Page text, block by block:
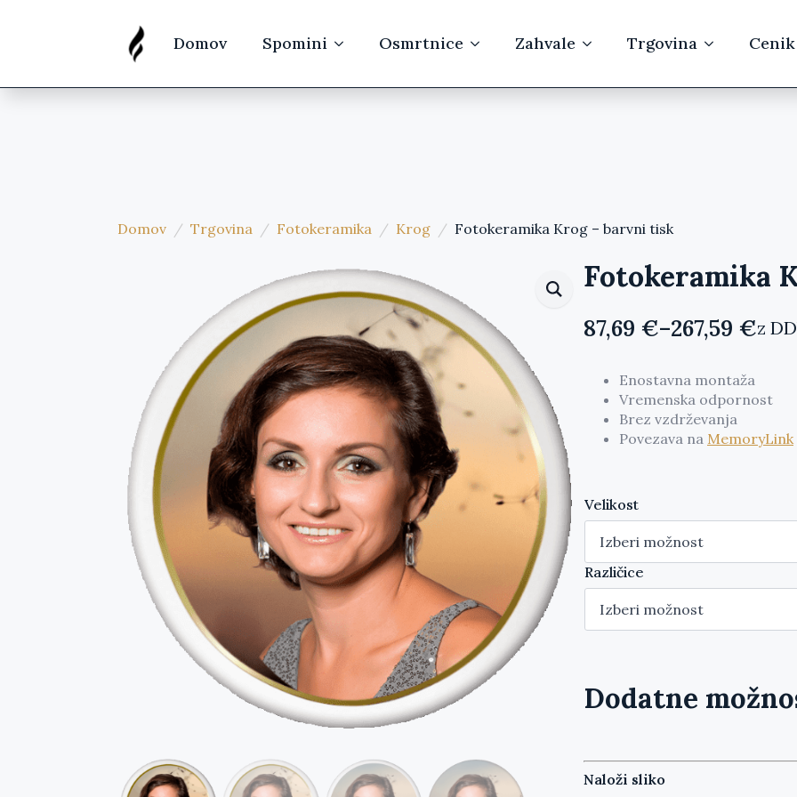
Domov Spomini Osmrtnice Zahvale Trgovina Cenik
Domov Trgovina Fotokeramika Krog Fotokeramika Krog – barvni tisk
Fotokeramika
87,69 €–267,59 €
Cenovni
od
87,69 €
do
z
Enostavna montaža
Vremenska odpornost
Brez vzdrževanja
Povezava na MemoryLink
Velikost
Različice
Dodatne
Naloži sliko